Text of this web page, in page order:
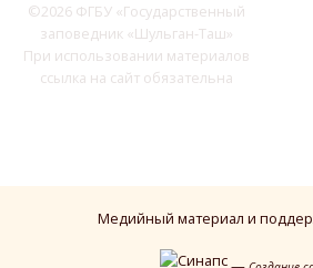
©2026 ФГБУ «Государственный
заповедник «Шульган-Таш»
При использовании материалов
ссылка на сайт обязательна
Медийный материал и